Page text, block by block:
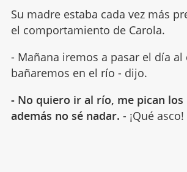
Su madre estaba cada vez más
el comportamiento de Carola.
- Mañana iremos a pasar el día al
bañaremos en el río - dijo.
- No quiero ir al río, me pican
además no sé nadar. - ¡Qué asco!